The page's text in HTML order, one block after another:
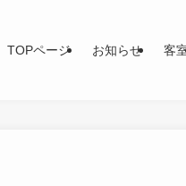
TOPページ お知らせ 客